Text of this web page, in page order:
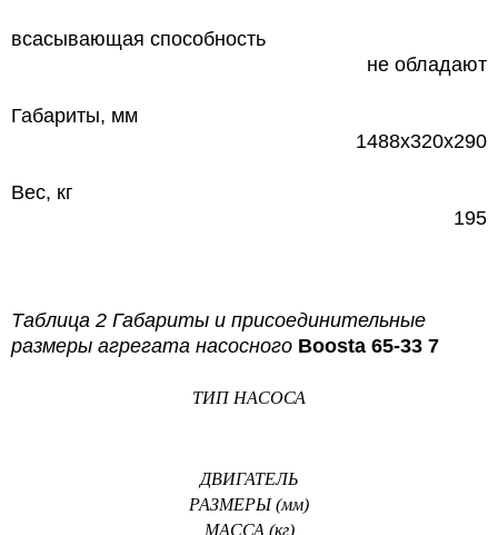
всасывающая способность
не обладают
Габариты, мм
1488х320х290
Вес, кг
195
Таблица 2 Габариты и присоединительные
размеры агрегата насосного Boosta 65-33 7
ТИП НАСОСА
ДВИГАТЕЛЬ
РАЗМЕРЫ (мм)
МАССА (кг)